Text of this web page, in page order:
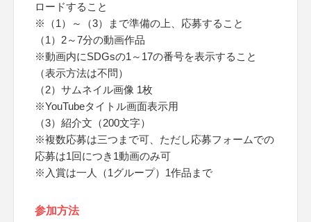
ロードすること
※（1）～（3）まで準備の上、応募すること
（1）2～7分の動画作品
※動画内にSDGsの1～17の番号を表示すること
（表示方法は不問）
（2）サムネイル画像 1枚
※YouTubeタイトル画面表示用
（3）紹介文（200文字）
※複数応募は三つまで可、ただし応募フォームでの
応募は1回につき1動画のみ可
※入賞は一人（1グループ）1作品まで
参加方法